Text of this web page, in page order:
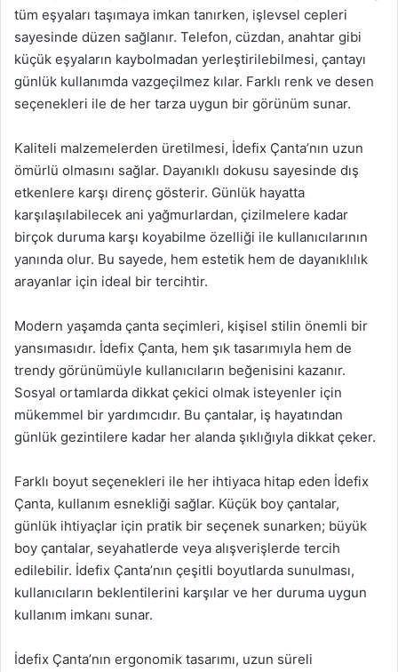
tüm eşyaları taşımaya imkan tanırken, işlevsel cepleri
sayesinde düzen sağlanır. Telefon, cüzdan, anahtar gibi
küçük eşyaların kaybolmadan yerleştirilebilmesi, çantayı
günlük kullanımda vazgeçilmez kılar. Farklı renk ve desen
seçenekleri ile de her tarza uygun bir görünüm sunar.
Kaliteli malzemelerden üretilmesi, İdefix Çanta’nın uzun
ömürlü olmasını sağlar. Dayanıklı dokusu sayesinde dış
etkenlere karşı direnç gösterir. Günlük hayatta
karşılaşılabilecek ani yağmurlardan, çizilmelere kadar
birçok duruma karşı koyabilme özelliği ile kullanıcılarının
yanında olur. Bu sayede, hem estetik hem de dayanıklılık
arayanlar için ideal bir tercihtir.
Modern yaşamda çanta seçimleri, kişisel stilin önemli bir
yansımasıdır. İdefix Çanta, hem şık tasarımıyla hem de
trendy görünümüyle kullanıcıların beğenisini kazanır.
Sosyal ortamlarda dikkat çekici olmak isteyenler için
mükemmel bir yardımcıdır. Bu çantalar, iş hayatından
günlük gezintilere kadar her alanda şıklığıyla dikkat çeker.
Farklı boyut seçenekleri ile her ihtiyaca hitap eden İdefix
Çanta, kullanım esnekliği sağlar. Küçük boy çantalar,
günlük ihtiyaçlar için pratik bir seçenek sunarken; büyük
boy çantalar, seyahatlerde veya alışverişlerde tercih
edilebilir. İdefix Çanta’nın çeşitli boyutlarda sunulması,
kullanıcıların beklentilerini karşılar ve her duruma uygun
kullanım imkanı sunar.
İdefix Çanta’nın ergonomik tasarımı, uzun süreli